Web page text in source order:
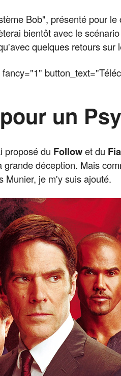
Bob", présenté pour
bientôt avec le
quelques retours sur
un
proposé du Followet du
grande déception. Mais
Munier, je m'y suis ajouté.